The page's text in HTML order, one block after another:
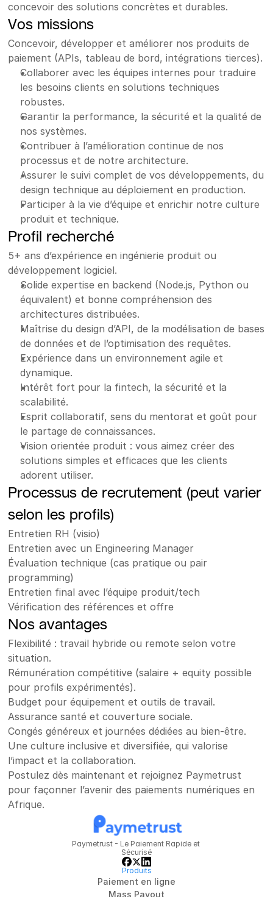
concevoir des solutions concrètes et durables.
Vos missions
Concevoir, développer et améliorer nos produits de
paiement (APIs, tableau de bord, intégrations tierces).
Collaborer avec les équipes internes pour traduire
les besoins clients en solutions techniques
robustes.
Garantir la performance, la sécurité et la qualité de
nos systèmes.
Contribuer à l’amélioration continue de nos
processus et de notre architecture.
Assurer le suivi complet de vos développements, du
design technique au déploiement en production.
Participer à la vie d’équipe et enrichir notre culture
produit et technique.
Profil recherché
5+ ans d’expérience en ingénierie produit ou
développement logiciel.
Solide expertise en backend (Node.js, Python ou
équivalent) et bonne compréhension des
architectures distribuées.
Maîtrise du design d’API, de la modélisation de bases
de données et de l’optimisation des requêtes.
Expérience dans un environnement agile et
dynamique.
Intérêt fort pour la fintech, la sécurité et la
scalabilité.
Esprit collaboratif, sens du mentorat et goût pour
le partage de connaissances.
Vision orientée produit : vous aimez créer des
solutions simples et efficaces que les clients
adorent utiliser.
Processus de recrutement (peut varier
selon les profils)
Entretien RH (visio)
Entretien avec un Engineering Manager
Évaluation technique (cas pratique ou pair
programming)
Entretien final avec l’équipe produit/tech
Vérification des références et offre
Nos avantages
Flexibilité : travail hybride ou remote selon votre
situation.
Rémunération compétitive (salaire + equity possible
pour profils expérimentés).
Budget pour équipement et outils de travail.
Assurance santé et couverture sociale.
Congés généreux et journées dédiées au bien-être.
Une culture inclusive et diversifiée, qui valorise
l’impact et la collaboration.
Postulez dès maintenant et rejoignez Paymetrust
pour façonner l’avenir des paiements numériques en
Afrique.
Paymetrust - Le Paiement Rapide et
Sécurisé
Produits
Paiement en ligne
Mass Payout